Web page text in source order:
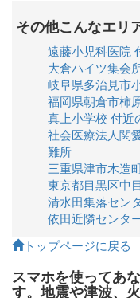
その他こんなエリ
遠藤小児科医院
大倉ハイツ集会
岐阜県多治見市
福岡県朝倉市柿
真上小学校 付近
社会医療法人関
難所
三重県津市木造
東京都目黒区中
清水田集落セン
依田近隣センタ
トップページに戻る
スマホを使ってあ
す。地震や津波、